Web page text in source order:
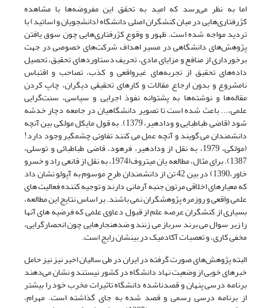
اما به نظر می‌رسد که امید به تحقق این مفروضه‌ها با مشاهده
کژرفتاری‌هایی در میان کنشگران اصلی دانشگاه (دانشجویان و اساتید) با
تردید مواجه شده است. ظهور و وقوع کژرفتاری‌هایی چون سوق یافتن
پژوهش‌های دانشگاهی در مسیر اهداف شرکت‌های خصوصی در جهت
برخورداری از منافع و مزایای مادی، تحریف دستاوردهای تحقیق، تحصیل
داده‌های تحقیق از تجربه‌های غیرواقعی و کذب، تصاحب و اقتباس
نامشروع و بدون ارجاع مقالات و کارهای تحقیقی دیگران، چاپ کردن
مقاله‌ها و نوشته‌ها به پشتوانه نفوذ اجرایی و سیاسی، سنت‌گرایی
علمی،... باعث شده است تا تصویر دانشگاهیان در جامعه دچار خدشه
شود (قاضی طباطبایی و ودادهیر، 1379). به قول مایکل مولکی بین آنچه
دانشمندان می گویند و آنچه عمل می کنند تفاوتی چشمگیر وجود دارد!
(مولکی، 1979، به نقل از ودادهیر، فرهود، قاضی طباطبائی و توسلی،
1387). برای مثال، مطالعه یان میتروف(1974، به نقل از قانعی راد و خسرو
خاور،1390) در بین 42 تن از دانشمندان طرح موسوم به آپولو نشان داد
که معیارهای اخلاقی مرتون جنبه آرمانی دارند و توجیه کننده فعالیت های
علمی واقعی و روزمره پژوهشگران نمی باشند. بر اساس نتایج این مطالعه،
بسیاری از کنشگران عرصه علم از قبول دعاوی علمی که فرضیه های آنها
را زیر سوال می برند سرباز می زنند و ضدهنجارهایی چون انحصارگرایی،
مخفی کاری، و تعصبات آکادمیک در بینشان رایج است.
البته پژوهش‌های صورت گرفته در ایران در طی سالیان اخیر نیز نیز حامل
خبرهای خوبی از وضعیت نهاد دانشگاه در کشور نیستند و نشان می‌دهند
برنامه درسی پنهان و قصدناشده دانشگاه تاثیرات مخرب خود را بیشتر
از برنامه درسی رسمی و قصد شده به جای گذاشته است. مهرام،